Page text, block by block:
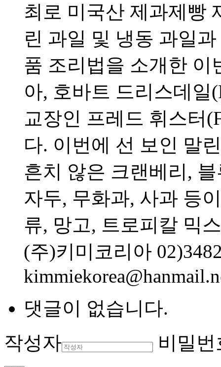
최로 미국산 제과제빵
린 과일 및 냉동 과일
품 조리법을 소개한 이
아, 호바트 드리스데일
교장인 프레드 휘스터
다. 이번에 선 보인 말
흔치 않은 크랜베리,
자두, 무화과, 사과 등
류, 망고, 트로피칼 믹
(주)키미코리아
댓글이 없습니다.
작성자
비밀번